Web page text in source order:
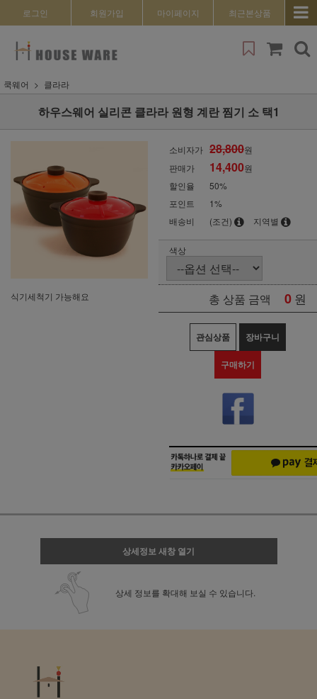
로그인 회원가입 마이페이지 최근본상품
쿡웨어 클라라
하우스웨어 실리콘 클라라 원형 계란 찜기 소 택1
식기세척기 가능해요
소비자가 28,800원
판매가
14,400원
할인율
50%
포인트
1%
배송비
(조건) 지역별
색상
총 상품 금액 0 원
관심상품 장바구니
구매하기
상세정보 새창 열기
상세 정보를 확대해 보실 수 있습니다.